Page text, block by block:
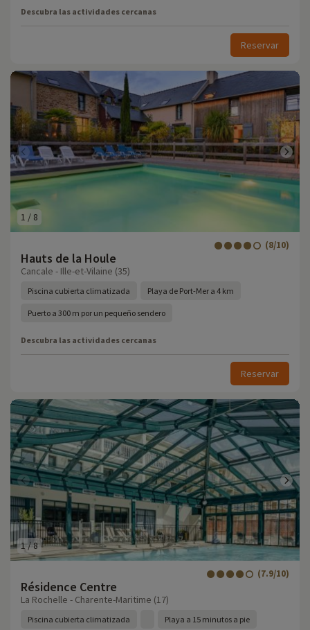
Descubra las actividades cercanas
Reservar
1 / 8
Hauts de la Houle
(8/10)
Cancale - Ille-et-Vilaine (35)
Piscina cubierta climatizada Playa de Port-Mer a 4 km
Puerto a 300 m por un pequeño sendero
Descubra las actividades cercanas
Reservar
1/8
Résidence Centre
(7.9/10)
La Rochelle - Charente-Maritime (17)
Piscina cubierta climatizada Playa a 15 minutos a pie